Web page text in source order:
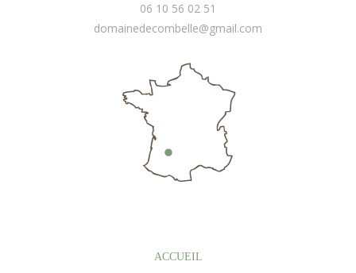
06 10 56 02 51
domainedecombelle@gmail.com
ACCUEIL